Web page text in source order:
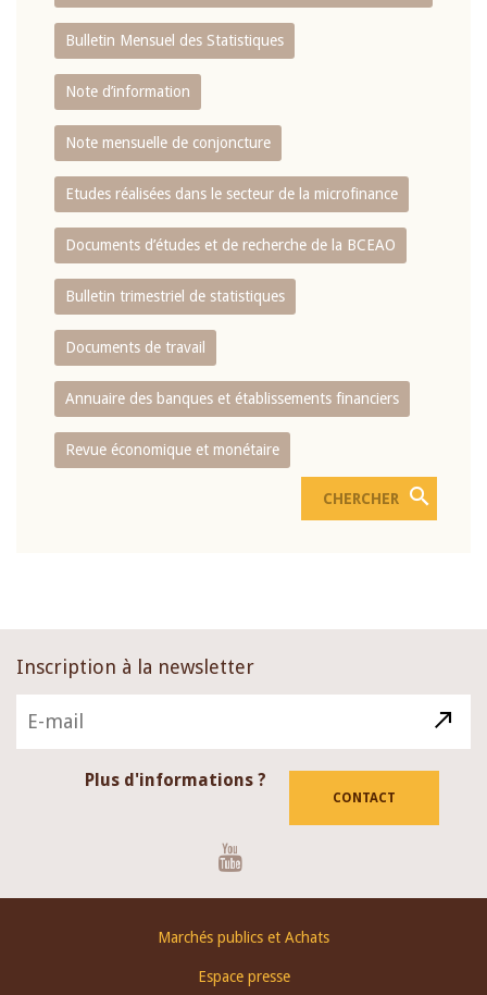
Bulletin Mensuel des Statistiques
Note d’information
Note mensuelle de conjoncture
Etudes réalisées dans le secteur de la microfinance
Documents d’études et de recherche de la BCEAO
Bulletin trimestriel de statistiques
Documents de travail
Annuaire des banques et établissements financiers
Revue économique et monétaire
Inscription à la newsletter
Plus d'informations ?
CONTACT
Marchés publics et Achats
Espace presse